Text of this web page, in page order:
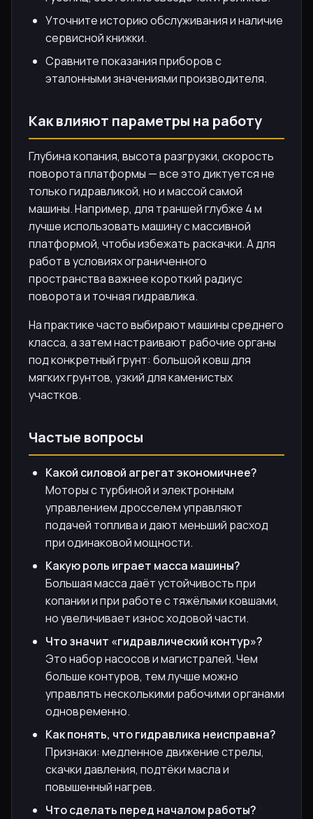
Уточните историю обслуживания и наличие
сервисной книжки.
Сравните показания приборов с
эталонными значениями производителя.
Как влияют параметры на работу
Глубина копания, высота разгрузки, скорость
поворота платформы — все это диктуется не
только гидравликой, но и массой самой
машины. Например, для траншей глубже 4 м
лучше использовать машину с массивной
платформой, чтобы избежать раскачки. А для
работ в условиях ограниченного
пространства важнее короткий радиус
поворота и точная гидравлика.
На практике часто выбирают машины среднего
класса, а затем настраивают рабочие органы
под конкретный грунт: большой ковш для
мягких грунтов, узкий для каменистых
участков.
Частые вопросы
Какой силовой агрегат экономичнее?
Моторы с турбиной и электронным
управлением дросселем управляют
подачей топлива и дают меньший расход
при одинаковой мощности.
Какую роль играет масса машины?
Большая масса даёт устойчивость при
копании и при работе с тяжёлыми ковшами,
но увеличивает износ ходовой части.
Что значит «гидравлический контур»?
Это набор насосов и магистралей. Чем
больше контуров, тем лучше можно
управлять несколькими рабочими органами
одновременно.
Как понять, что гидравлика неисправна?
Признаки: медленное движение стрелы,
скачки давления, подтёки масла и
повышенный нагрев.
Что сделать перед началом работы?